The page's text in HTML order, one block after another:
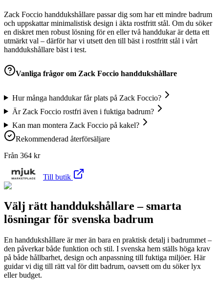
Zack Foccio handdukshållare passar dig som har ett mindre badrum
och uppskattar minimalistisk design i äkta rostfritt stål. Om du söker
en diskret men robust lösning för en eller två handdukar är detta ett
utmärkt val – därför har vi utsett den till bäst i rostfritt stål i vårt
handdukshållare bäst i test.
Vanliga frågor om Zack Foccio handdukshållare
Hur många handdukar får plats på Zack Foccio?
Är Zack Foccio rostfri även i fuktiga badrum?
Kan man montera Zack Foccio på kakel?
Rekommenderad återförsäljare
Från 364 kr
Till butik
Välj rätt handdukshållare – smarta
lösningar för svenska badrum
En handdukshållare är mer än bara en praktisk detalj i badrummet –
den påverkar både funktion och stil. I svenska hem ställs höga krav
på både hållbarhet, design och anpassning till fuktiga miljöer. Här
guidar vi dig till rätt val för ditt badrum, oavsett om du söker lyx
eller budget.